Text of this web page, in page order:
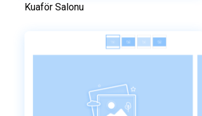
Bu şablonu kullanın
Kuaför Salonu